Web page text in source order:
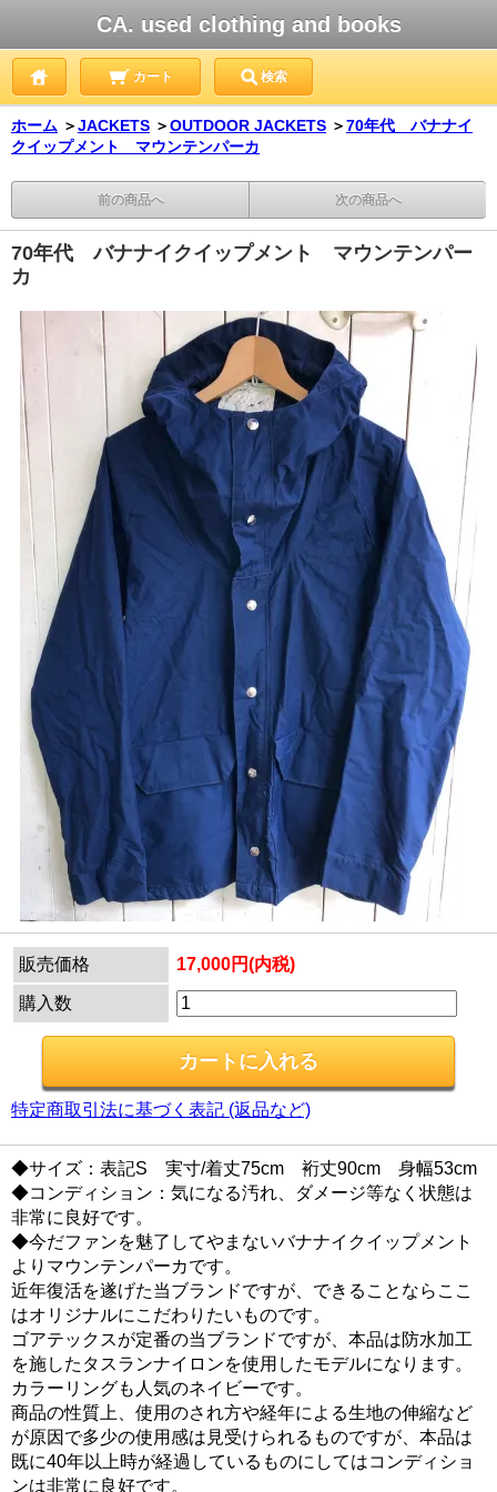
CA. used clothing and books
カート 検索
ホーム ＞JACKETS ＞OUTDOOR JACKETS ＞70年代 バナナイ
クイップメント マウンテンパーカ
前の商品へ 次の商品へ
70年代 バナナイクイップメント マウンテンパー
カ
販売価格 17,000円(内税)
購入数
特定商取引法に基づく表記 (返品など)
◆サイズ：表記S 実寸/着丈75cm 裄丈90cm 身幅53cm
◆コンディション：気になる汚れ、ダメージ等なく状態は
非常に良好です。
◆今だファンを魅了してやまないバナナイクイップメント
よりマウンテンパーカです。
近年復活を遂げた当ブランドですが、できることならここ
はオリジナルにこだわりたいものです。
ゴアテックスが定番の当ブランドですが、本品は防水加工
を施したタスランナイロンを使用したモデルになります。
カラーリングも人気のネイビーです。
商品の性質上、使用のされ方や経年による生地の伸縮など
が原因で多少の使用感は見受けられるものですが、本品は
既に40年以上時が経過しているものにしてはコンディショ
ンは非常に良好です。